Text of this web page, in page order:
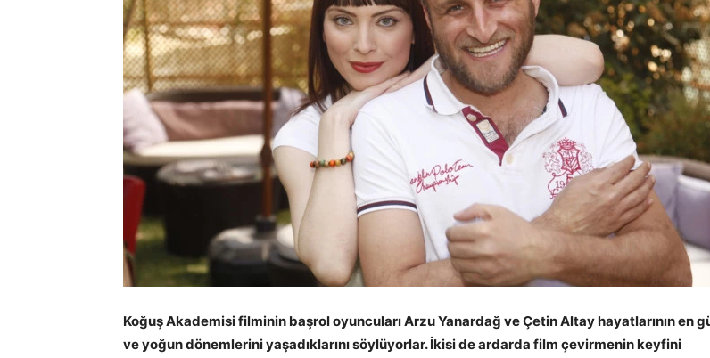
Koğuş Akademisi filminin başrol oyuncuları Arzu Yanardağ ve Çetin Altay hayatlarının en
ve yoğun dönemlerini yaşadıklarını söylüyorlar. İkisi de ardarda film çevirmenin keyfini